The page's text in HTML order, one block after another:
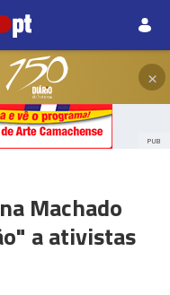
×
PUB
Machado
a ativistas